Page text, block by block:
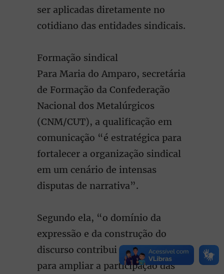
ser aplicadas diretamente no
cotidiano das entidades sindicais.
Formação sindical
Para Maria do Amparo, secretária
de Formação da Confederação
Nacional dos Metalúrgicos
(CNM/CUT), a qualificação em
comunicação “é estratégica para
fortalecer a organização sindical
em um cenário de intensas
disputas de narrativa”.
Segundo ela, “o domínio da
expressão e da construção do
discurso contribui diretamente
para ampliar a participação das